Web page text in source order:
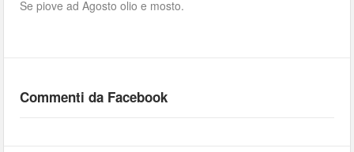
Se piove ad Agosto olio e mosto.
Commenti da Facebook